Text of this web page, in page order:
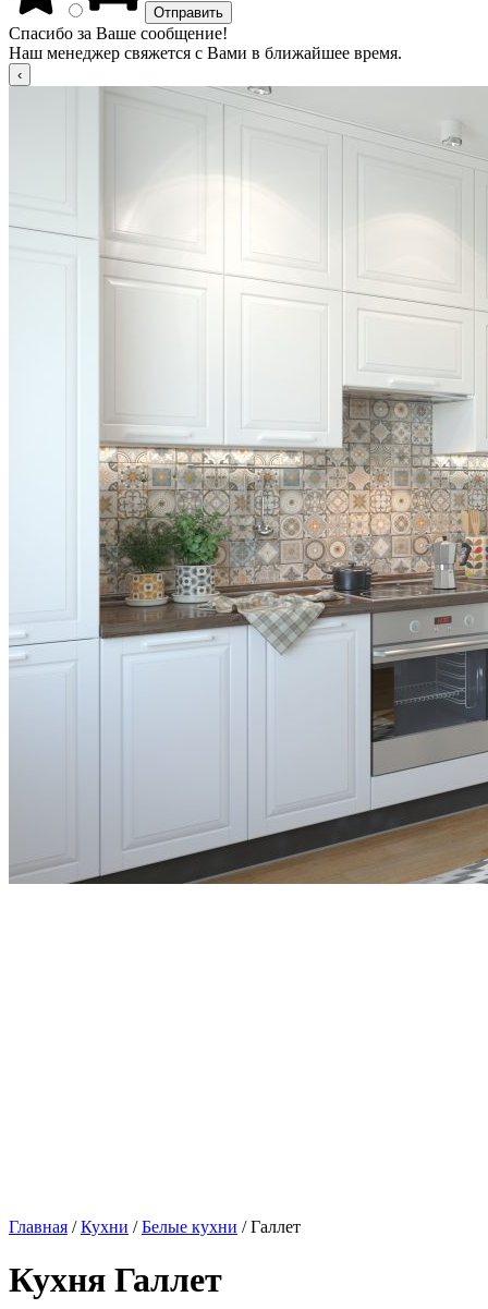
Спасибо за Ваше сообщение!
Наш менеджер свяжется с Вами в ближайшее время.
Главная /Кухни /Белые кухни / Галлет
Кухня Галлет